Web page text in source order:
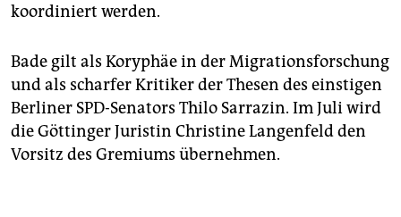
koordiniert werden.
Bade gilt als Koryphäe in der Migrationsforschung
und als scharfer Kritiker der Thesen des einstigen
Berliner SPD-Senators Thilo Sarrazin. Im Juli wird
die Göttinger Juristin Christine Langenfeld den
Vorsitz des Gremiums übernehmen.